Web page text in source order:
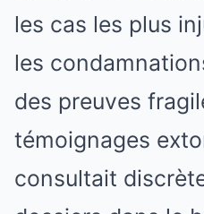
les cas les plus
les
des preuves
témoignages
consultait